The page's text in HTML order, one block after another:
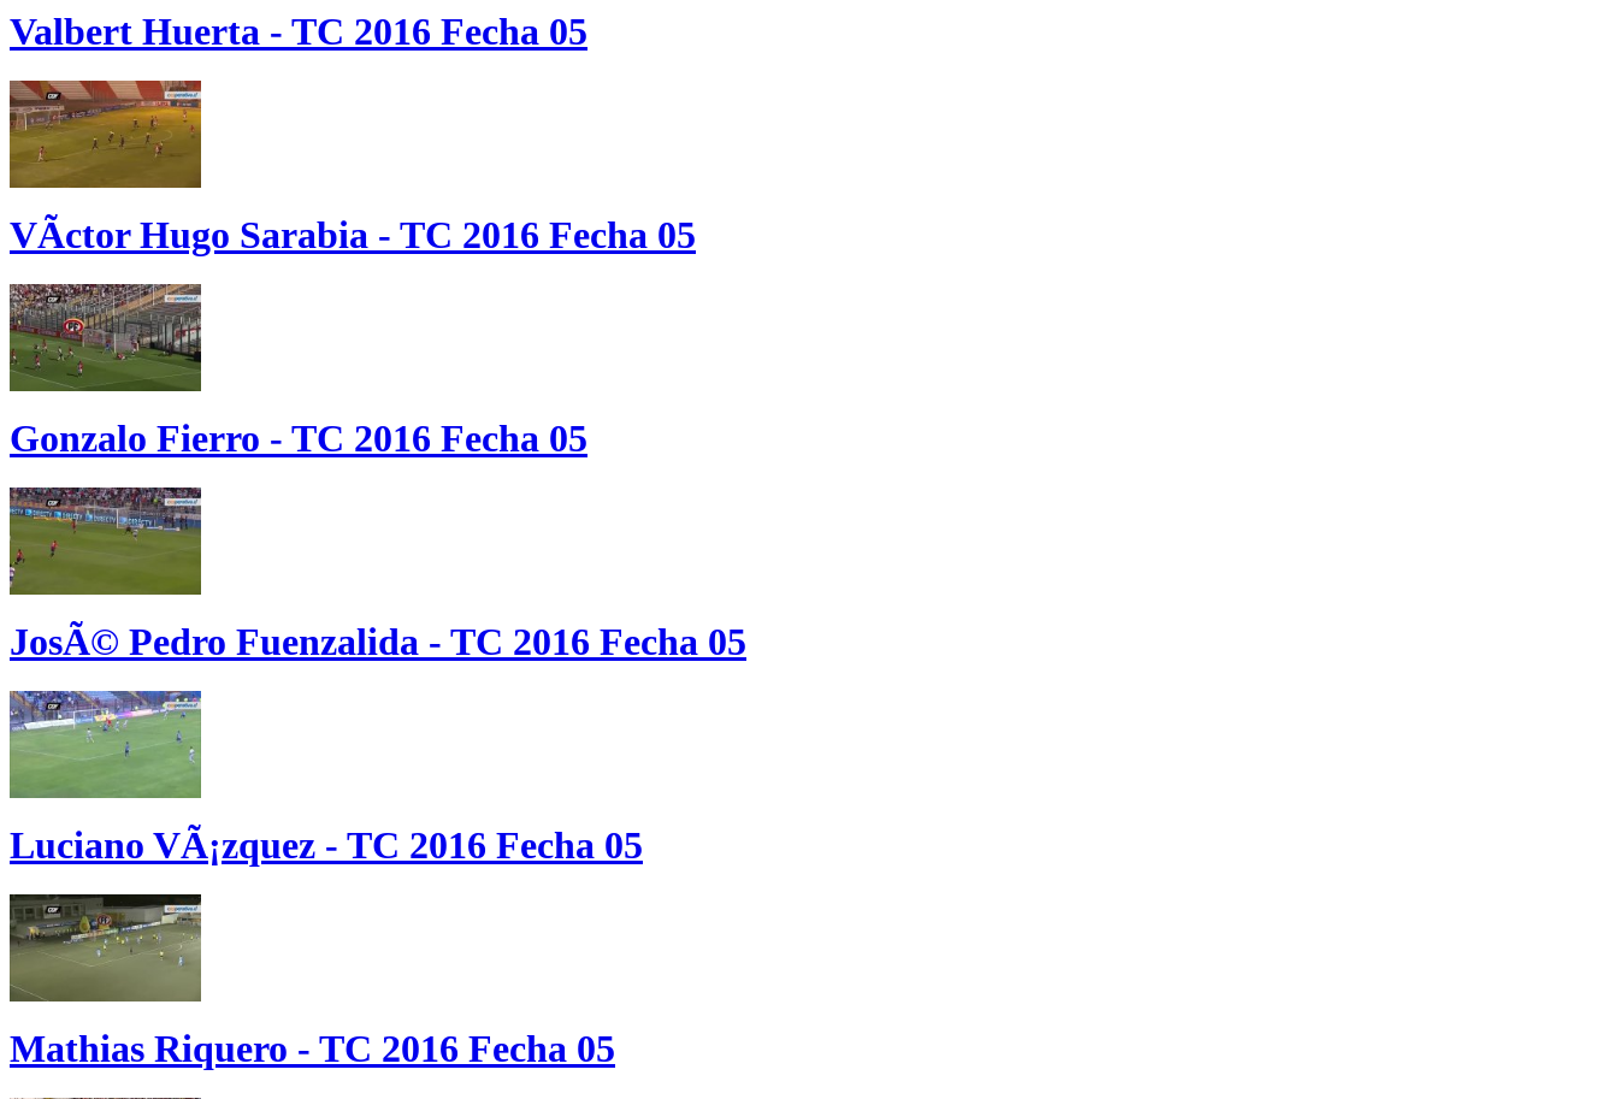
Valbert Huerta - TC 2016 Fecha 05
VÃ­ctor Hugo Sarabia - TC 2016 Fecha 05
Gonzalo Fierro - TC 2016 Fecha 05
JosÃ© Pedro Fuenzalida - TC 2016 Fecha 05
Luciano VÃ¡zquez - TC 2016 Fecha 05
Mathias Riquero - TC 2016 Fecha 05